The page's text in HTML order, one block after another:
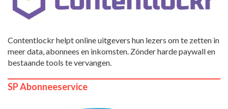
Contentlockr helpt online uitgevers hun lezers om te zetten in
meer data, abonnees en inkomsten. Zónder harde paywall en
bestaande tools te vervangen.
SP Abonneeservice